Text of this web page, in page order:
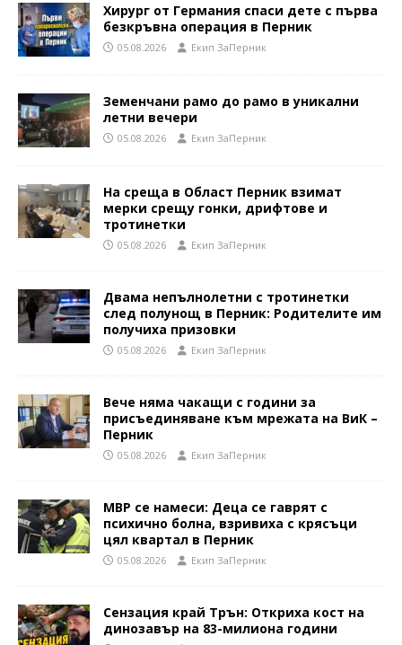
Хирург от Германия спаси дете с първа
безкръвна операция в Перник
05.08.2026 Eкип ЗаПерник
Земенчани рамо до рамо в уникални
летни вечери
05.08.2026 Eкип ЗаПерник
На среща в Област Перник взимат
мерки срещу гонки, дрифтове и
тротинетки
05.08.2026 Eкип ЗаПерник
Двама непълнолетни с тротинетки
след полунощ в Перник: Родителите им
получиха призовки
05.08.2026 Eкип ЗаПерник
Вече няма чакащи с години за
присъединяване към мрежата на ВиК –
Перник
05.08.2026 Eкип ЗаПерник
МВР се намеси: Деца се гаврят с
психично болна, взривиха с крясъци
цял квартал в Перник
05.08.2026 Eкип ЗаПерник
Сензация край Трън: Откриха кост на
динозавър на 83-милиона години